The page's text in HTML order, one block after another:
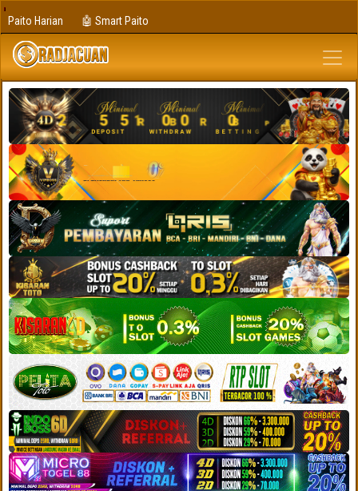
Paito Harian 🤖 Smart Paito